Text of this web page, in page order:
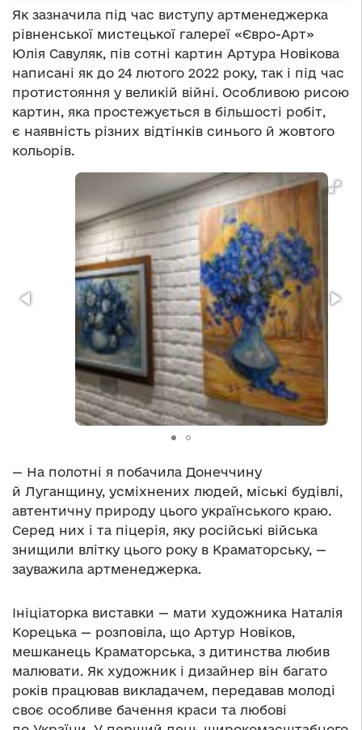
Як зазначила під час виступу артменеджерка
рівненської мистецької галереї «Євро-Арт»
Юлія Савуляк, пів сотні картин Артура Новікова
написані як до 24 лютого 2022 року, так і під час
протистояння у великій війні. Особливою рисою
картин, яка простежується в більшості робіт,
є наявність різних відтінків синього й жовтого
кольорів.
— На полотні я побачила Донеччину
й Луганщину, усміхнених людей, міські будівлі,
автентичну природу цього українського краю.
Серед них і та піцерія, яку російські війська
знищили влітку цього року в Краматорську, —
зауважила артменеджерка.
Ініціаторка виставки — мати художника Наталія
Корецька — розповіла, що Артур Новіков,
мешканець Краматорська, з дитинства любив
малювати. Як художник і дизайнер він багато
років працював викладачем, передавав молоді
своє особливе бачення краси та любові